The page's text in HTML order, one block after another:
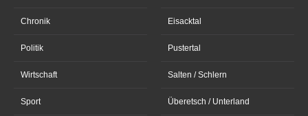
Chronik
Politik
Wirtschaft
Sport
Eisacktal
Pustertal
Salten / Schlern
Überetsch / Unterland